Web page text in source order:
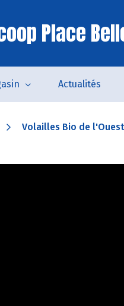
Place
Actualités
Volailles Bio de l'Ouest